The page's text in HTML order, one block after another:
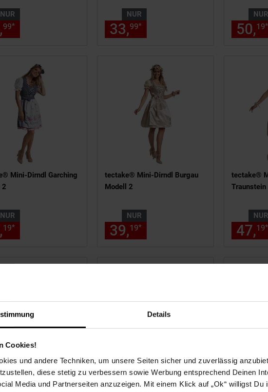
Details
Cookies!
und andere Techniken, um unsere Seiten sicher und zuverlässig
diese stetig zu verbessern sowie Werbung entsprechend Deinen
Media und Partnerseiten anzuzeigen. Mit einem Klick auf „Ok“ willigst Du
NUR
99* € Sternchen Fußnote, Details
NUR
33,99* €
NUR
50,19*
Mini-Dirndl Garching
2
NUR
19* € Sternchen Fußnote, Details
tectake® Mini-Dirndl Burgau
Modell 2
NUR
39,19* €
tectake®
NUR
47,19*
Mini-Dirndl Altötting
1
tectake® Mini-Dirndl Garching
Modell 1
tectake®